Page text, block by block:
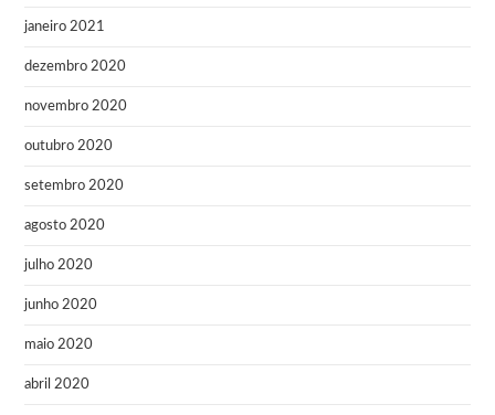
janeiro 2021
dezembro 2020
novembro 2020
outubro 2020
setembro 2020
agosto 2020
julho 2020
junho 2020
maio 2020
abril 2020